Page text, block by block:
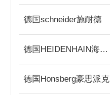
德国schneider施耐德
德国HEIDENHAIN海德汉
德国Honsberg豪思派克